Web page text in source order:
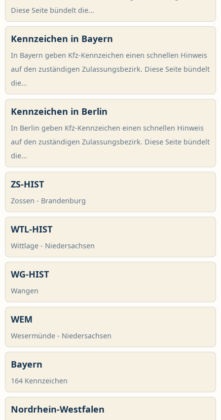
Diese Seite bündelt die...
Kennzeichen in Bayern
In Bayern geben Kfz-Kennzeichen einen schnellen Hinweis
auf den zuständigen Zulassungsbezirk. Diese Seite bündelt
die...
Kennzeichen in Berlin
In Berlin geben Kfz-Kennzeichen einen schnellen Hinweis
auf den zuständigen Zulassungsbezirk. Diese Seite bündelt
die...
ZS-HIST
Zossen - Brandenburg
WTL-HIST
Wittlage - Niedersachsen
WG-HIST
Wangen
WEM
Wesermünde - Niedersachsen
Bayern
164 Kennzeichen
Nordrhein-Westfalen